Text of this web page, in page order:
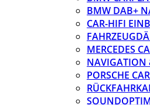
BMW DAB+
CAR-HIFI
MERCEDES
PORSCHE